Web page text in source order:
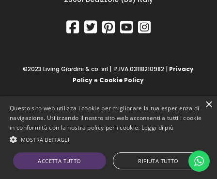
©2023 Living Giardini & co. srl | P.IVA 03118210982 | Privacy
Policye Cookie Policy
×
Questo sito web utilizza i cookie per migliorare la tua esperienza di
navigazione. Utilizzando il nostro sito web acconsenti a tutti i cookie
in conformità con la nostra policy per i cookie. Leggi di più
MOSTRA DETTAGLI
ACCETTA TUTTO RIFIUTA TUTTO